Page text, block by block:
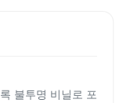
불투명 비닐로 포